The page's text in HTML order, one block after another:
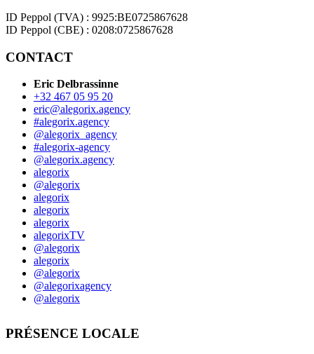
ID Peppol (TVA) : 9925:BE0725867628
ID Peppol (CBE) : 0208:0725867628
CONTACT
Eric Delbrassinne
+32 467 05 95 20
eric@alegorix.agency
#alegorix.agency
@alegorix_agency
#alegorix-agency
@alegorix.agency
alegorix
@alegorix
alegorix
alegorix
alegorix
alegorixTV
@alegorix
alegorix
@alegorix
@alegorixagency
@alegorix
PRÉSENCE LOCALE